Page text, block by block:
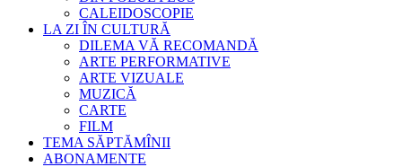
CALEIDOSCOPIE
LA ZI ÎN CULTURĂ
DILEMA VĂ RECOMANDĂ
ARTE PERFORMATIVE
ARTE VIZUALE
MUZICĂ
CARTE
FILM
TEMA SĂPTĂMÎNII
ABONAMENTE